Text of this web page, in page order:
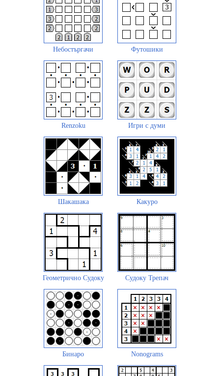
Небостъргачи Футошики
Renzoku Игри с думи
Шакашака Какуро
Геометрично Судоку Судоку Трепач
Бинаро Nonograms